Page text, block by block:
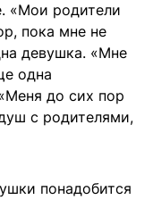
«Мои родители
пока мне не
девушка. «Мне
одна
до сих пор
с родителями,
понадобится